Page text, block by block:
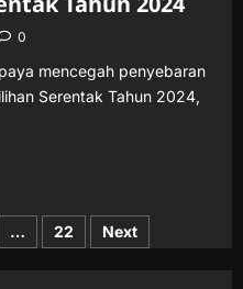
0
mencegah penyebaran
Serentak Tahun 2024,
… 22 Next